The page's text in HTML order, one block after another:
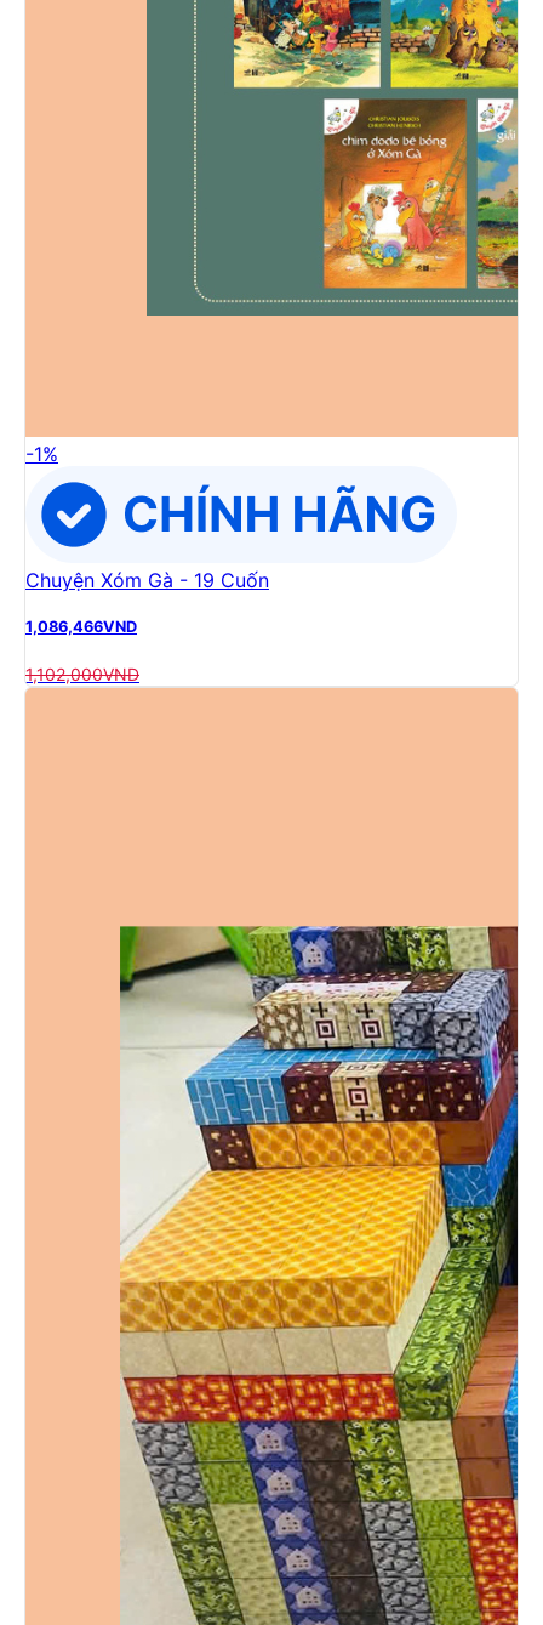
-1%
Chuyện Xóm Gà - 19 Cuốn
1,086,466VND
1,102,000VND